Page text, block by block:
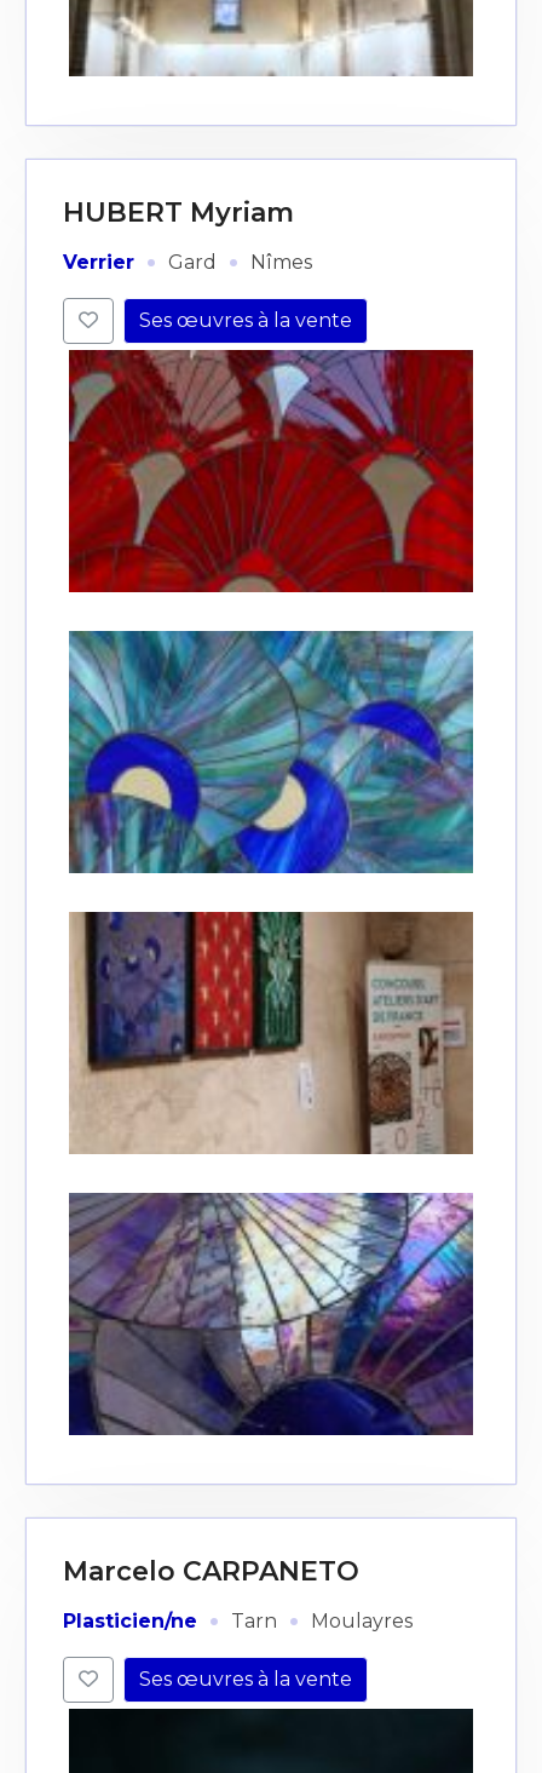
HUBERT Myriam
Verrier · Gard · Nîmes
Ses œuvres à la vente
Marcelo CARPANETO
Plasticien/ne · Tarn · Moulayres
Ses œuvres à la vente